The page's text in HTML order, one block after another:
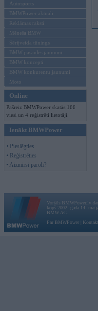
Autosports
BMWPower aktuāli
Reklāmas raksti
Mēneša BMW
Sērijveida tūnings
BMW pasaules jaunumi
BMW koncepti
BMW konkurentu jaunumi
Moto
Online
Pašreiz BMWPower skatās 166
viesi un 4 reģistrēti lietotāji.
Ienākt BMWPower
• Pieslēgties
• Reģistrēties
• Aizmirsi paroli?
Vortāls BMWPower.lv
kopš 2002. gada 14.
BMW AG.
Par BMWPower